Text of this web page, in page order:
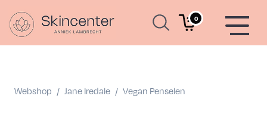
0
Webshop / Jane Iredale / Vegan Penselen